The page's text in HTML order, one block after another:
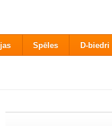
Spēles D-biedri